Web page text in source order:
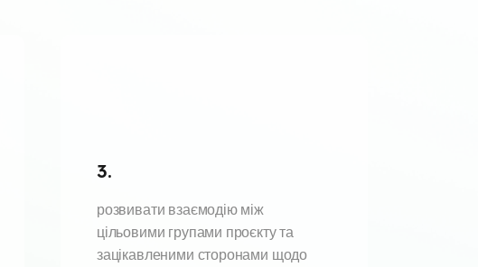
3.
розвивати взаємодію між
цільовими групами проєкту та
зацікавленими сторонами щодо